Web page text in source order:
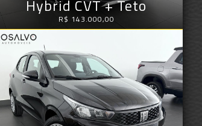
Hybrid CVT + Teto
R$ 143.000,00